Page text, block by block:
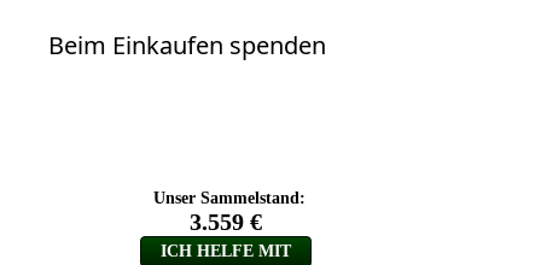
Beim Einkaufen spenden